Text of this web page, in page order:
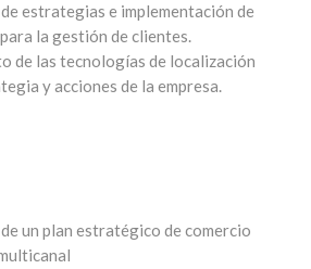
estrategias e implementación de
la gestión de clientes.
de las tecnologías de localización
y acciones de la empresa.
un plan estratégico de comercio